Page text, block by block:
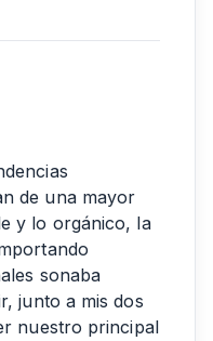
de una mayor
y lo orgánico, la
sonaba
junto a mis dos
nuestro principal